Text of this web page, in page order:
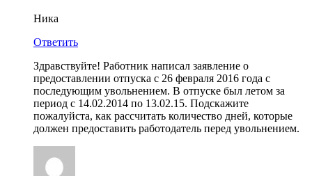
Ника
Ответить
Здравствуйте! Работник написал заявление о
предоставлении отпуска с 26 февраля 2016 года с
последующим увольнением. В отпуске был летом за
период с 14.02.2014 по 13.02.15. Подскажите
пожалуйста, как рассчитать количество дней, которые
должен предоставить работодатель перед увольнением.